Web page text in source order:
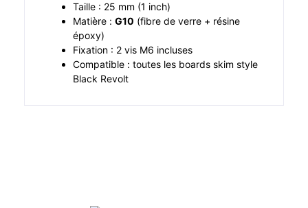
Taille : 25 mm (1 inch)
Matière : G10 (fibre de verre + résine
époxy)
Fixation : 2 vis M6 incluses
Compatible : toutes les boards skim style
Black Revolt